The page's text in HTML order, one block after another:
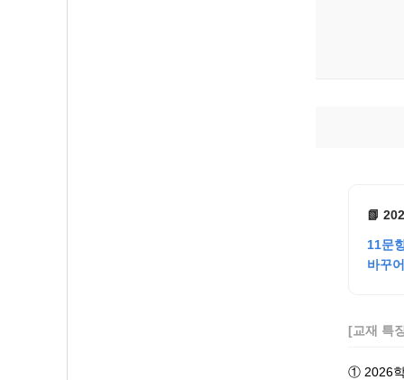
📗
11문
바꾸
[교재 특
① 2026학